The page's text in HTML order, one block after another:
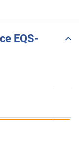
EQS-